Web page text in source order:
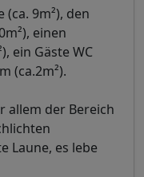
(ca. 9m²), den
einen
ein Gäste WC
(ca.2m²).
allem der Bereich
Laune, es lebe